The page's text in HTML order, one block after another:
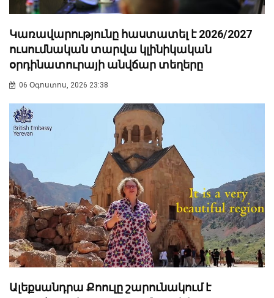
Կառավարությունը հաստատել է 2026/2027
ուսումնական տարվա կլինիկական
օրդինատուրայի անվճար տեղերը
06 Օգոստոս, 2026 23:38
Ալեքսանդրա Քոուլը շարունակում է